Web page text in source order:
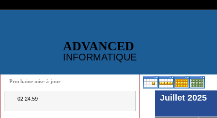
ADVANCED
INFORMATIQUE
Prochaine mise à jour
02:24:59 Juillet 2025